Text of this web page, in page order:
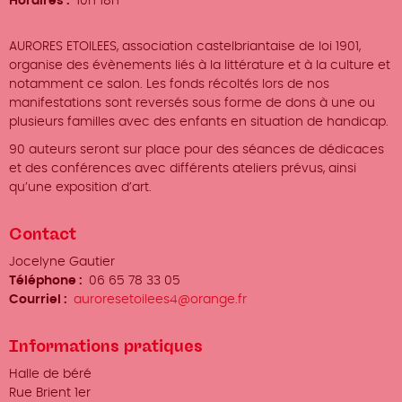
AURORES ETOILEES, association castelbriantaise de loi 1901,
organise des évènements liés à la littérature et à la culture et
notamment ce salon. Les fonds récoltés lors de nos
manifestations sont reversés sous forme de dons à une ou
plusieurs familles avec des enfants en situation de handicap.
90 auteurs seront sur place pour des séances de dédicaces
et des conférences avec différents ateliers prévus, ainsi
qu’une exposition d’art.
Contact
Organisateur
/
Prénom
Jocelyne Gautier
Téléphone
06 65 78 33 05
Courriel
auroresetoilees4@orange.fr
Informations pratiques
Lieu
Halle de béré
Adresse
Rue Brient 1er